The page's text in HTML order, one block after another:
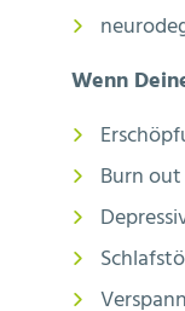
Wenn
Burn out